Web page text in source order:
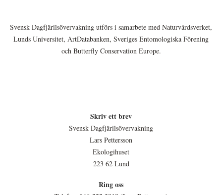
Svensk Dagfjärilsövervakning utförs i samarbete med Naturvårdsverket,
Lunds Universitet, ArtDatabanken, Sveriges Entomologiska Förening
och Butterfly Conservation Europe.
Skriv ett brev
Svensk Dagfjärilsövervakning
Lars Pettersson
Ekologihuset
223 62 Lund
Ring oss